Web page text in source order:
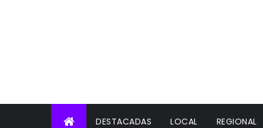
DESTACADAS LOCAL REGIONAL